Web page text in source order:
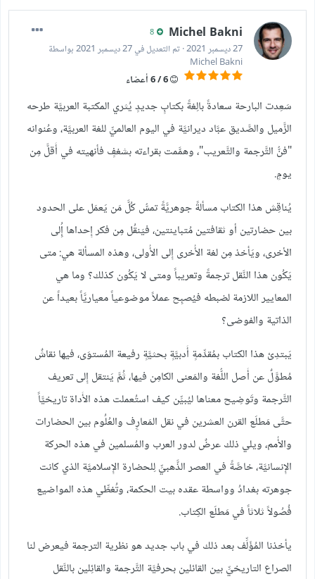
Michel Bakni
27 ديسمبر 2021 ·تم التعديل في27 ديسمبر 2021
بواسطة
Michel Bakni
سَعِدت البارحة سعادةً بالِغةً بكتابٍ جديدٍ يُثري المكتبة العربيَّة طرحه
الزَّميل والصَّديق عبَّاد ديرانيَّة في اليوم العالميِّ للغة العربيَّة، وعُنوانه
"فنُّ التَّرجمة والتَّعريب"، وهمَّمت بقراءته بشغفٍ فأنهيته في أَقلَّ مِن
يومٍ.
يُناقِش هذا الكتاب مسألةً جوهريَّةً تمسُّ كُلَّ مَن يَعمَل على الحدود
بين حضارتين أو ثقافتين مُتباينتين، فيَنقُل مِن فكر إِحداها إُِلى
الأخرى، ويَأخذ مِن لغة الأُخرى إِلى الأُولى، وهذه المسألة هي: متى
يَكُون هذا النَّقل ترجمةً وتعريباً ومتى لا يَكُون كذلك؟ وما هي
المعايير اللازمة لضبطه فيُصبِح عملاً موضوعياً معياريَّاً بعيداً عن
الذاتية والفوضى؟
يَبتدِئ هذا الكتاب بمُقدِّمةٍ أَدبيَّةٍ بحثيَّةٍ رفيعة المُستوَى، فيها نقاشٌ
مُطوَّلٌ عن أَصل اللُّغة والمَعنى الكامِن فيها، ثُمَّ يَنتقل إِلى تعريف
التَّرجمة وتَوضِيح معناها ليُبيِّن كيف استُعملت هذه الأَداة تاريخيَّاً
حتَّى مَطلَع القرن العشرين في نقل المَعارِِف والعُلُوم بين الحضارات
والأُمم، ويلي ذلك عرضٌ لدور العرب والمُسلمين في هذه الحركة
الإِنسانيَّة، خاصَّةً في العصر الذَّهبيِّ لِلحضارة الإِسلاميَّة الذي كانت
جوهرته بغدادُ وواسطة عقده بيت الحكمة، وتُغطِّي هذه المواضيع
فُصُولاً ثلاثاً في مَطلَع الكِتاب.
يأخذنا المُؤَلِّف بعد ذلك في باب جديد هو نظرية الترجمة فيعرض لنا
الصراع التاريخيِّ بين القائلين بحرفيَّة التَّرجمة والقائِلين بالنَّقل